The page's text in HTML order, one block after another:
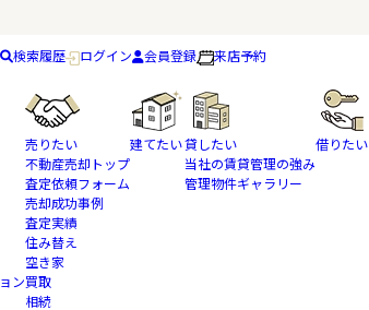
検索履歴 ログイン 会員登録 来店予約
ン
売りたい
不動産売却トップ
査定依頼フォーム
売却成功事例
査定実績
住み替え
空き家
買取
相続
建てたい貸したい
当社の賃貸管理の強み
管理物件ギャラリー
借りたい